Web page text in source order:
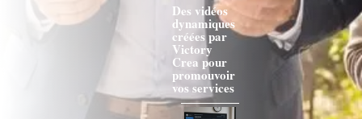
Des vidéos
dynamiques
créées par
Victory
Crea pour
promouvoir
vos services